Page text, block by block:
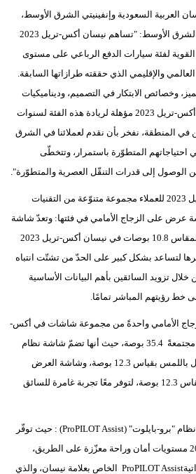
العربية السعودية وإنفينيتي الشرق الأوسط،
والمدير التنفيذي في نيسان الشرق الأوسط: "تساهم نيسان أكس-تريل 2023
القوية لفئة سيارات الدفع الرباعي على مستوى
والإقليمي الذي حققته طرازاتها السابقة.
وخصائص الابتكار في التصميم، وديناميكيات
القيادة والتقنيات، تعدّ سيارة أكس-تريل 2023 مؤهلة لريادة هذه الفئة لسنوات
في المنطقة، نفخر بأن نقدم لعملائنا في الشرق
احتياجاتهم المتطوّرة باستمرار، وتتخطّى
الوصول إلى قدرات التنقّل العصرية والمتطوّرة".
وتوفر سيارة نيسان أكس-تريل 2023 للعملاء مجموعة متنوّعة من التقنيات
عرض على الزجاج الأمامي في فئتها: وتعدّ شاشة
العرض على الزجاج الأمامي بمقاس 10.8 بوصات في نيسان أكس-تريل 2023
لتساعد بشكل كبير على الحدّ من تشتّت انتباه
خلال تزويد السائقين بأهم البيانات الأساسية
خط رؤيتهم المباشر تمامًا.
الأمامي واحدةً من مجموعة شاشات في أكس-
تريل 2023 والتي يبلغ قياسها مجتمعةً 35.4 بوصة، حيث أنها تضمّ شاشة نظام
المعلومات والترفيه التي تعمل باللمس بقياس 12.3 بوصة، وشاشة العرض
الرقمية القابلة للتخصّيص بمقاس 12.3 بوصة، لتوفر معًا تجربة غامرة للسائق
وقيادة شبه ذاتية للسيارة مع نظام "برو-بايلوت" (ProPILOT Assist) : حيث توفّر
سيارة نيسان أكس-تريل 2023 مستويات أمان وراحة معزّزة على الطريق،
وتتميز بنظام القيادة شبه الذاتيةProPILOT Assist الخاص بعلامة نيسان، والذي